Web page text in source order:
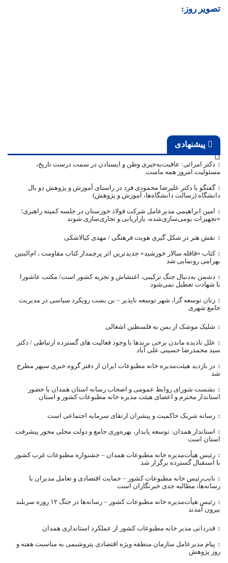
تصویر روز:
پیشنهادی
دکتر امرائی: عاقبت‌به‌خیری وطن و ایستادن در سمت درست تاریخ،
مسئولیت امروز همه ماست
گفتگو با دکتر علیرضا محمودی فرد در راستای آموزش و پژوهش دو بال
دانشگاه (رسالت دانشگاه‌ها، آموزش و پژوهش)
امین ابراهیمی مدیرعامل شرکت فولاد خوزستان در جلسه کمیته راهبری؛
«تجهیزات بومی‌سازی‌شده، بازاریابی و تجاری‌سازی شوند
نقش هنر در شکل گیری هویت فرهنگی / مهدی کیالاشکی
کتاب «قافله‌ سالار خورشید» جدیدترین اثر پرچمدار کتاب مقاومت ، ام‌البنین
بهرامی رونمایی شد
دشمن به‌دنبال جنگ ترکیبی، اغتشاش و تجزیه کشور است/ مکتب عاشورا
با شهادت تعطیل نمی‌شود
زنان توسعه گرا، شهر توسعه ناپذیر – بن بست رویکرد سیاسی در مدیریت
جامع شهری
شلیک موشک از یمن به فلسطین اشغالی
علل نادیده ماندن برخی برندها با وجود فعالیت های گسترده ارتباطی / دکتر
سید محمدرضا حسینی علی آباد
در بازدید هیئت‌مدیره خانه مطبوعات ایران از دفتر گروه خبری سپهر مطرح
شد
نشست شورای روابط عمومی و اصحاب رسانه استان همدان با حضور
استاندار محترم و اعضای هیئت مدیره خانه مطبوعات کشور و استان
رسانه شریک حاکمیت و پیشران ارتقای سرمایه اجتماعی است
استاندار همدان: توسعه پایدار، بهره‌وری جامع و دولت محلی محور پیشرفت
استان است
رئیس هیأت‌مدیره خانه مطبوعات همدان – جشنواره مطبوعات غرب کشور
با استقبال گسترده برگزار شد
نایب‌رئیس خانه مطبوعات کشور – حمایت اقتصادی و تعامل مدیران با
رسانه‌ها، مطالبه جدی خبرنگاران است
رئیس هیأت‌مدیره خانه مطبوعات کشور – رسانه‌ها در جنگ ۱۲ روزه سربلند
بیرون آمدند
قدردانی مدیر خانه مطبوعات کشور از عملکرد استانداری همدان
پیام مدیرعامل سازمان منطقه ویژه اقتصادی پتروشیمی به مناسبت هفته و
روز پژوهش